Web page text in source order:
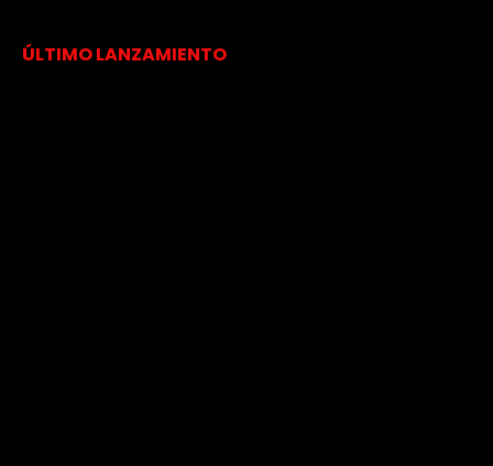
ÚLTIMO LANZAMIENTO